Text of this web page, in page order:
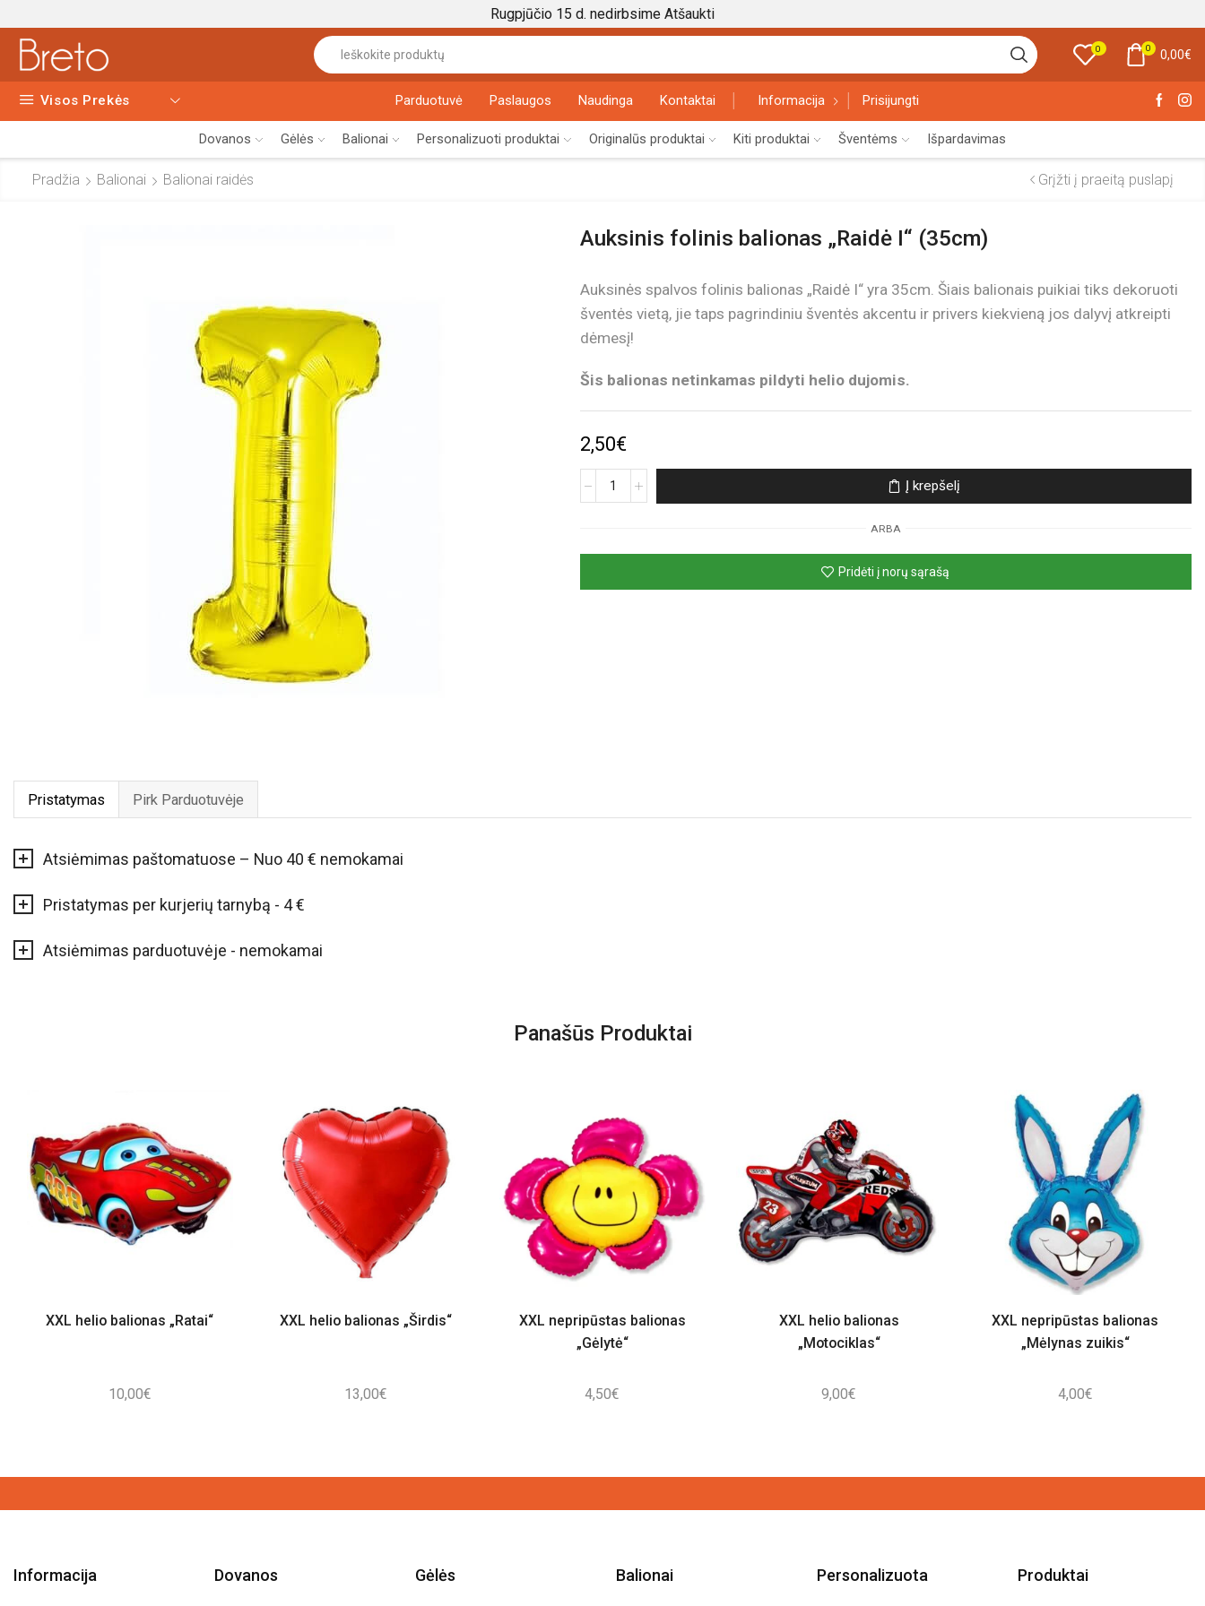
Rugpjūčio 15 d. nedirbsime Atšaukti
input
0 0 0,00€
Visos Prekės Parduotuvė Paslaugos Naudinga Kontaktai Informacija Prisijungti
Dovanos Gėlės Balionai Personalizuoti produktai Originalūs produktai Kiti produktai Šventėms Išpardavimas
Pradžia Balionai Balionai raidės Grįžti į praeitą puslapį
Auksinis folinis balionas „Raidė I“ (35cm)
Auksinės spalvos folinis balionas „Raidė I“ yra 35cm. Šiais balionais puikiai tiks dekoruoti
šventės vietą, jie taps pagrindiniu šventės akcentu ir privers kiekvieną jos dalyvį atkreipti
dėmesį!
Šis balionas netinkamas pildyti helio dujomis.
2,50€
produkto
balionas
I“
Į krepšelį
ARBA
Pridėti į norų sąrašą
Pristatymas Pirk Parduotuvėje
Atsiėmimas paštomatuose – Nuo 40 € nemokamai
Pristatymas per kurjerių tarnybą - 4 €
Atsiėmimas parduotuvėje - nemokamai
Panašūs Produktai
XXL helio balionas „Ratai“
10,00€
XXL helio balionas „Širdis“
13,00€
XXL nepripūstas balionas
„Gėlytė“
4,50€
XXL helio balionas
„Motociklas“
9,00€
XXL nepripūstas balionas
„Mėlynas zuikis“
4,00€
Informacija Dovanos Gėlės Balionai Personalizuota Produktai